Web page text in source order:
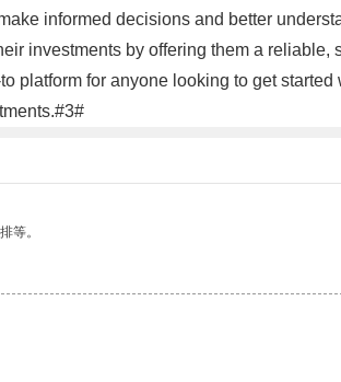
informed decisions and better
investments by offering them a
for anyone looking to get
等。